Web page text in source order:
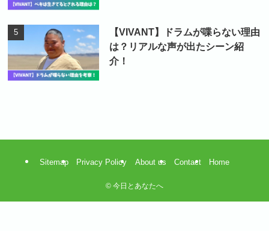
【VIVANT】ドラムが喋らない理由
は？リアルな声が出たシーン紹
介！
Sitemap Privacy Policy About us Contact Home
© 今日とあなたへ